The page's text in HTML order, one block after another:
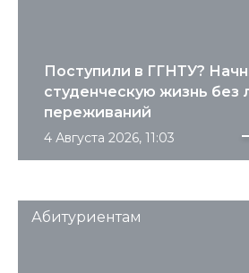
4 Августа 2026, 11:03
Поступили в ГГНТУ?
студенческую жизнь без
переживаний
Абитуриентам